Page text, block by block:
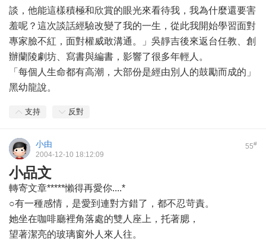
談，他能這樣積極和欣賞的眼光來看待我，我為什麼還要害
羞呢？這次談話經驗改變了我的一生，從此我開始學習面對
專家臉不紅，面對權威敢溝通。」吳靜吉後來返台任教、創
辦蘭陵劇坊、寫書與編書，影響了很多年輕人。
「每個人生命都有高潮，大部份是經由別人的鼓勵而成的」
黑幼龍說。
支持 反對
55#
小由
2004-12-10 18:12:09
小品文
轉寄文章*****懶得再愛你....*
○有一種感情，是愛到連對方錯了，都不忍苛責。
她坐在咖啡廳裡角落處的雙人座上，托著腮，
望著潔亮的玻璃窗外人來人往。